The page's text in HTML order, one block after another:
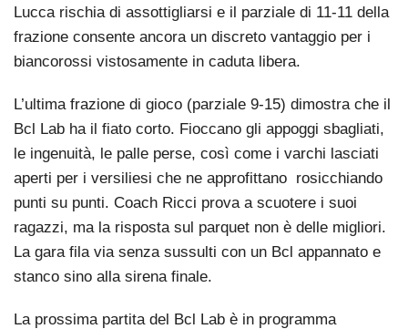
Lucca rischia di assottigliarsi e il parziale di 11-11 della
frazione consente ancora un discreto vantaggio per i
biancorossi vistosamente in caduta libera.
L’ultima frazione di gioco (parziale 9-15) dimostra che il
Bcl Lab ha il fiato corto. Fioccano gli appoggi sbagliati,
le ingenuità, le palle perse, così come i varchi lasciati
aperti per i versiliesi che ne approfittano rosicchiando
punti su punti. Coach Ricci prova a scuotere i suoi
ragazzi, ma la risposta sul parquet non è delle migliori.
La gara fila via senza sussulti con un Bcl appannato e
stanco sino alla sirena finale.
La prossima partita del Bcl Lab è in programma